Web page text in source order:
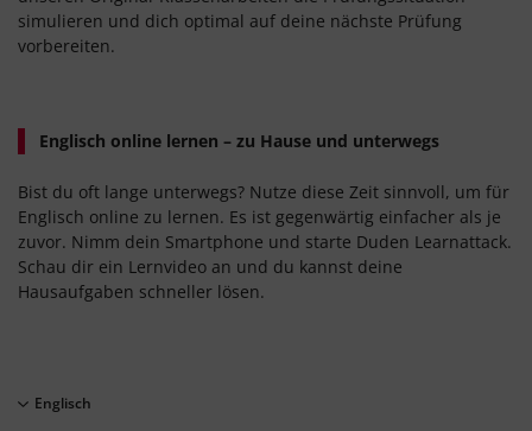
simulieren und dich optimal auf deine nächste Prüfung
vorbereiten.
Englisch online lernen – zu Hause und unterwegs
Bist du oft lange unterwegs? Nutze diese Zeit sinnvoll, um für
Englisch online zu lernen. Es ist gegenwärtig einfacher als je
zuvor. Nimm dein Smartphone und starte Duden Learnattack.
Schau dir ein Lernvideo an und du kannst deine
Hausaufgaben schneller lösen.
Englisch